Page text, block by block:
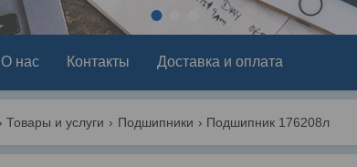
О нас Контакты Доставка и оплата
Товары и услуги Подшипники Подшипник 176208л